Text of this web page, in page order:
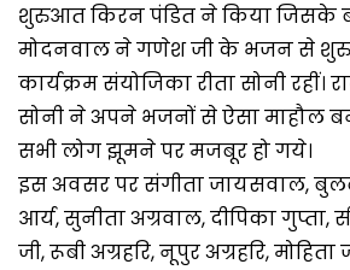
शुरुआत किरन पंडित ने किया जिसके
मोदनवाल ने गणेश जी के भजन से
कार्यक्रम संयोजिका रीता सोनी रहीं।
सोनी ने अपने भजनों से ऐसा माहौल
सभी लोग झूमने पर मजबूर हो गये।
इस अवसर पर संगीता जायसवाल,
आर्य, सुनीता अग्रवाल, दीपिका गुप्ता,
जी, रूबी अग्रहरि, नूपुर अग्रहरि,